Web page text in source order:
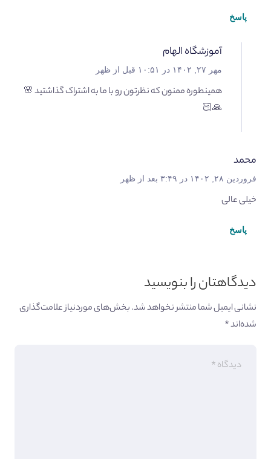
پاسخ
آموزشگاه الهام
مهر ۲۷, ۱۴۰۲ در ۱۰:۵۱ قبل از ظهر
همینطوره ممنون که نظرتون رو با ما به اشتراک گذاشتید 🌸
🙏🏻
محمد
فروردین ۲۸, ۱۴۰۲ در ۳:۴۹ بعد از ظهر
خیلی عالی
پاسخ
دیدگاهتان را بنویسید
نشانی ایمیل شما منتشر نخواهد شد.بخش‌های موردنیاز علامت‌گذاری
شده‌اند*